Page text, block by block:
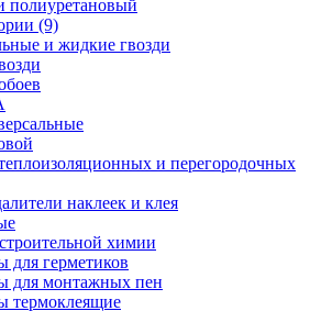
полиуретановый
(9)
и жидкие гвозди
и перегородочных
наклеек и клея
химии
для герметиков
для монтажных пен
термоклеящие